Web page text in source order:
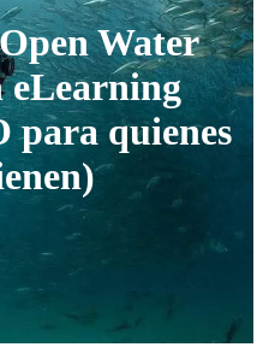
Water
eLearning
para quienes